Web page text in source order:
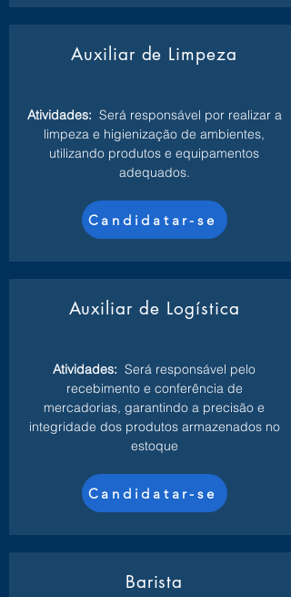
Auxiliar de Limpeza
Atividades: Será responsável por realizar a
limpeza e higienização de ambientes,
utilizando produtos e equipamentos
adequados.
Candidatar-se
Auxiliar de Logística
Atividades: Será responsável pelo
recebimento e conferência de
mercadorias, garantindo a precisão e
integridade dos produtos armazenados no
estoque
Candidatar-se
Barista